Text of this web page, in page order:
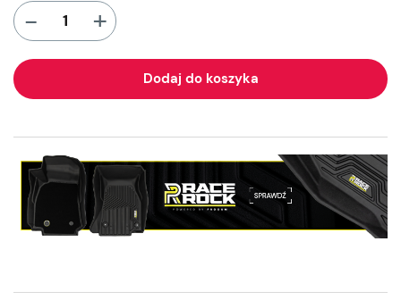
- +
Dodaj do koszyka